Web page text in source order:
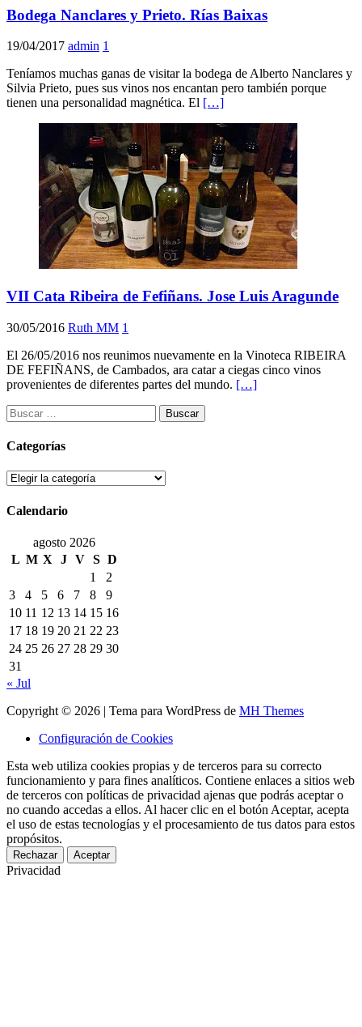
Bodega Nanclares y Prieto. Rías Baixas
19/04/2017 admin 1
Teníamos muchas ganas de visitar la bodega de Alberto Nanclares y
Silvia Prieto, pues sus vinos nos encantan pero también porque
tienen una personalidad magnética. El […]
VII Cata Ribeira de Fefiñans. Jose Luis Aragunde
30/05/2016 Ruth MM 1
El 26/05/2016 nos reunimos nuevamente en la Vinoteca RIBEIRA
DE FEFIÑANS, de Cambados, ara catar a ciegas cinco vinos
provenientes de diferentes partes del mundo. […]
Buscar:
Categorías
Categorías
Calendario
agosto 2026
L M X J V S D
1
2
3
4 5 6 7 8
9
10 11 12 13 14 15 16
17 18 19 20 21 22 23
24 25 26 27 28 29 30
31
« Jul
Copyright © 2026 | Tema para WordPress de MH Themes
Configuración de Cookies
Esta web utiliza cookies propias y de terceros para su correcto
funcionamiento y para fines analíticos. Contiene enlaces a sitios web
de terceros con políticas de privacidad ajenas que podrás aceptar o
no cuando accedas a ellos. Al hacer clic en el botón Aceptar, acepta
el uso de estas tecnologías y el procesamiento de tus datos para estos
propósitos.
Rechazar Aceptar
Privacidad